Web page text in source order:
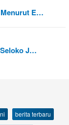
Menurut E…
J…
berita terbaru